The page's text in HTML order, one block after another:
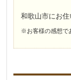
和歌山市にお
※お客様の感想で